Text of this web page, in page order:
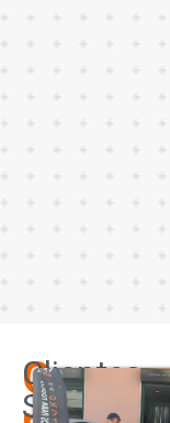
Os
Clientes
Satisfeitos